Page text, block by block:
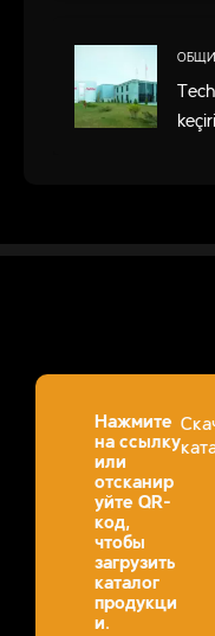
Нажмите
на ссылку
или
отсканир
уйте QR-
код,
чтобы
загрузить
каталог
продукци
и.